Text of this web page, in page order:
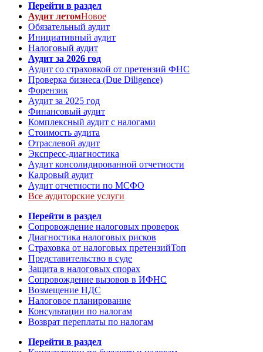
Перейти в раздел
Аудит летомНовое
Обязательный аудит
Инициативный аудит
Налоговый аудит
Аудит за 2026 год
Аудит со страховкой от претензий ФНС
Проверка бизнеса (Due Diligence)
Форензик
Аудит за 2025 год
Финансовый аудит
Комплексный аудит с налогами
Стоимость аудита
Отраслевой аудит
Экспресс-диагностика
Аудит консолидированной отчетности
Кадровый аудит
Аудит отчетности по МСФО
Все аудиторские услуги
Перейти в раздел
Сопровождение налоговых проверок
Диагностика налоговых рисков
Страховка от налоговых претензийТоп
Представительство в суде
Защита в налоговых спорах
Сопровождение вызовов в ИФНС
Возмещение НДС
Налоговое планирование
Консультации по налогам
Возврат переплаты по налогам
Перейти в раздел